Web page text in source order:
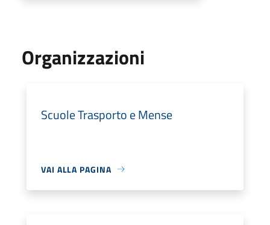
Organizzazioni
Scuole Trasporto e Mense
VAI ALLA PAGINA